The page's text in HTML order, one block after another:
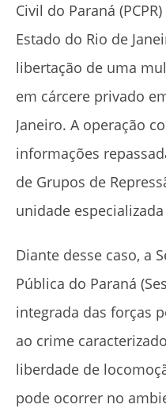
Civil do Paraná
Estado do Rio de
libertação de uma
em cárcere privado
Janeiro. A operação
informações
de Grupos de
unidade especializada
Diante desse caso, a
Pública do Paraná
integrada das forças
ao crime
liberdade de
pode ocorrer no